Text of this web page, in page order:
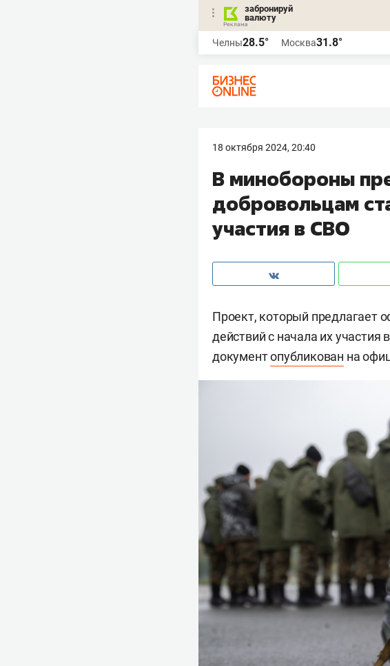
забронируй
валюту
Челны28.5° Москва31.8°
18 октября 2024, 20:40
В минобороны
добровольцам
участия в СВО
Проект, который предлагает
действий с начала их
документопубликован на